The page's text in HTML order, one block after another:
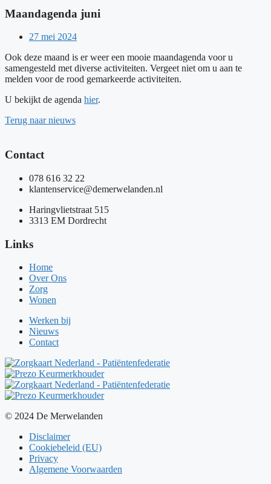
Maandagenda juni
27 mei 2024
Ook deze maand is er weer een mooie maandagenda voor u
samengesteld met diverse activiteiten. Vergeet niet om u aan te
melden voor de rood gemarkeerde activiteiten.
U bekijkt de agenda hier.
Terug naar nieuws
Contact
078 616 32 22
klantenservice@demerwelanden.nl
Haringvlietstraat 515
3313 EM Dordrecht
Links
Home
Over Ons
Zorg
Wonen
Werken bij
Nieuws
Contact
© 2024 De Merwelanden
Disclaimer
Cookiebeleid (EU)
Privacy
Algemene Voorwaarden